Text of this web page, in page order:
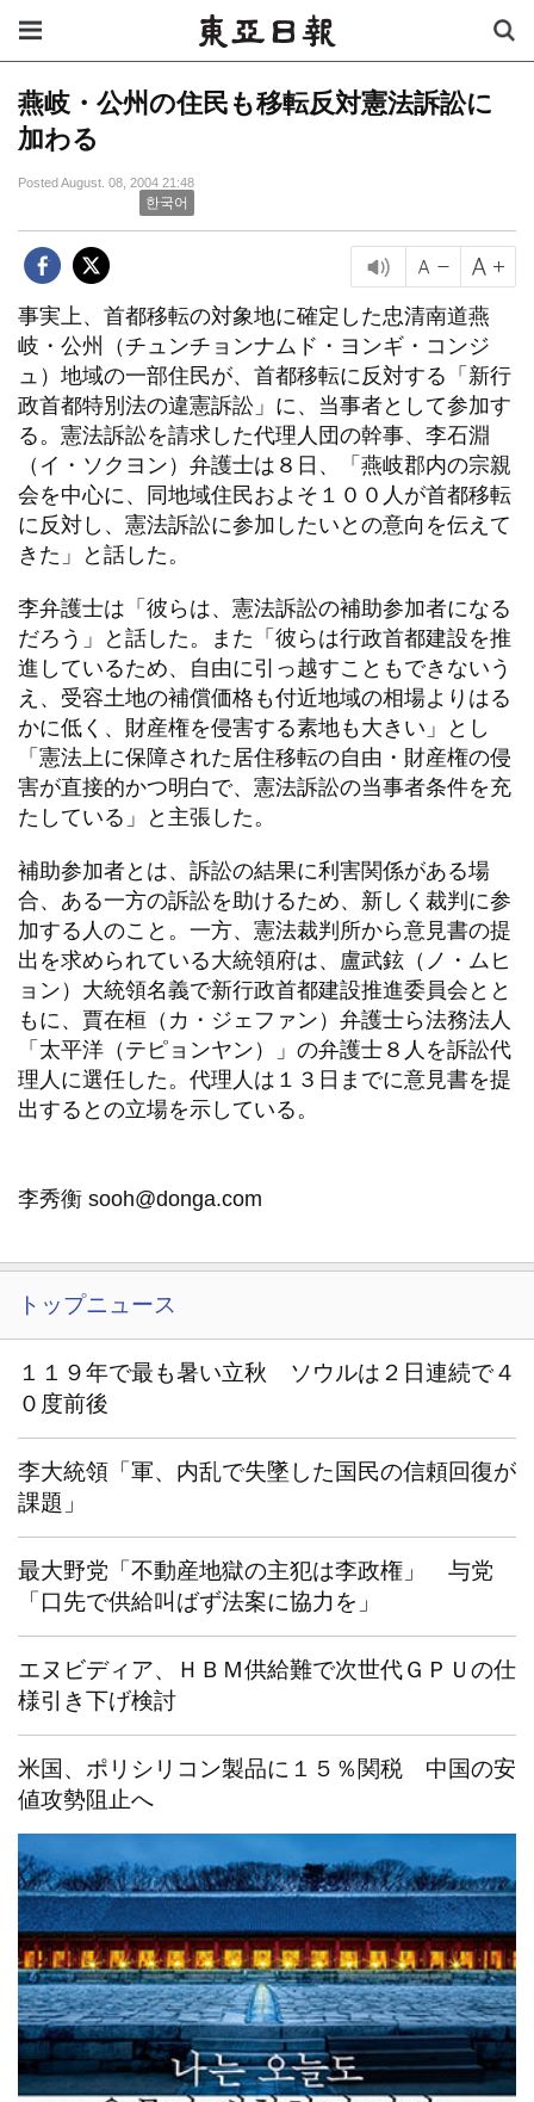
燕岐・公州の住民も移転反対憲法訴訟に
加わる
Posted August. 08, 2004 21:48
한국어
事実上、首都移転の対象地に確定した忠清南道燕
岐・公州（チュンチョンナムド・ヨンギ・コンジ
ュ）地域の一部住民が、首都移転に反対する「新行
政首都特別法の違憲訴訟」に、当事者として参加す
る。憲法訴訟を請求した代理人団の幹事、李石淵
（イ・ソクヨン）弁護士は８日、「燕岐郡内の宗親
会を中心に、同地域住民およそ１００人が首都移転
に反対し、憲法訴訟に参加したいとの意向を伝えて
きた」と話した。
李弁護士は「彼らは、憲法訴訟の補助参加者になる
だろう」と話した。また「彼らは行政首都建設を推
進しているため、自由に引っ越すこともできないう
え、受容土地の補償価格も付近地域の相場よりはる
かに低く、財産権を侵害する素地も大きい」とし
「憲法上に保障された居住移転の自由・財産権の侵
害が直接的かつ明白で、憲法訴訟の当事者条件を充
たしている」と主張した。
補助参加者とは、訴訟の結果に利害関係がある場
合、ある一方の訴訟を助けるため、新しく裁判に参
加する人のこと。一方、憲法裁判所から意見書の提
出を求められている大統領府は、盧武鉉（ノ・ムヒ
ョン）大統領名義で新行政首都建設推進委員会とと
もに、賈在桓（カ・ジェファン）弁護士ら法務法人
「太平洋（テピョンヤン）」の弁護士８人を訴訟代
理人に選任した。代理人は１３日までに意見書を提
出するとの立場を示している。
李秀衡 sooh@donga.com
トップニュース
１１９年で最も暑い立秋 ソウルは２日連続で４
０度前後
李大統領「軍、内乱で失墜した国民の信頼回復が
課題」
最大野党「不動産地獄の主犯は李政権」 与党
「口先で供給叫ばず法案に協力を」
エヌビディア、ＨＢＭ供給難で次世代ＧＰＵの仕
様引き下げ検討
米国、ポリシリコン製品に１５％関税 中国の安
値攻勢阻止へ